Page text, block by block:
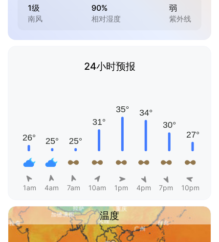
1级
南风
90%
相对湿度
弱
紫外线
24小时预报
1am 4am 7am 10am 1pm 4pm 7pm 10pm
温度